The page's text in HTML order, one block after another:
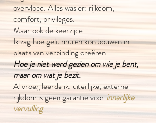
overvloed.Alles was er: rijkdom,
comfort, privileges.
Maar ook de keerzijde.
Ik zag hoe geld muren kon bouwen in
plaats van verbinding creëren.
Hoe je niet werd gezien om wie je bent,
maar om wat je bezit.
Al vroeg leerde ik: uiterlijke, externe
rijkdom is geen garantie voorinnerlijke
vervulling.